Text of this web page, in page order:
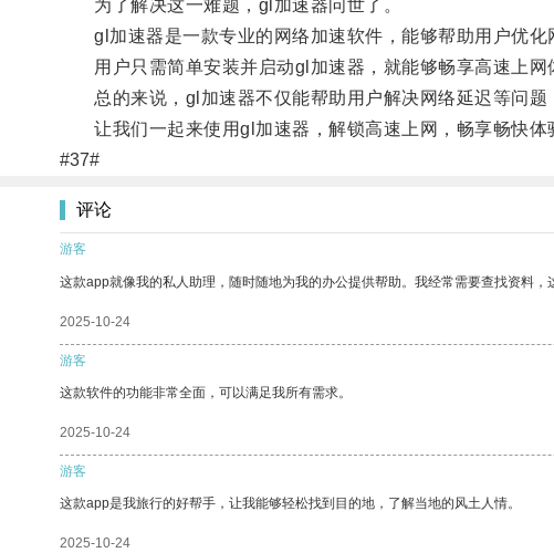
为了解决这一难题，gl加速器问世了。
gl加速器是一款专业的网络加速软件，能够帮助用户优化
用户只需简单安装并启动gl加速器，就能够畅享高速上网
总的来说，gl加速器不仅能帮助用户解决网络延迟等问题
让我们一起来使用gl加速器，解锁高速上网，畅享畅快体
#37#
评论
游客
这款app就像我的私人助理，随时随地为我的办公提供帮助。我经常需要查找资料，
2025-10-24
游客
这款软件的功能非常全面，可以满足我所有需求。
2025-10-24
游客
这款app是我旅行的好帮手，让我能够轻松找到目的地，了解当地的风土人情。
2025-10-24